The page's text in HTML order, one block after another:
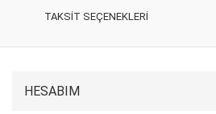
TAKSIT SEÇENEKLERI
HESABIM